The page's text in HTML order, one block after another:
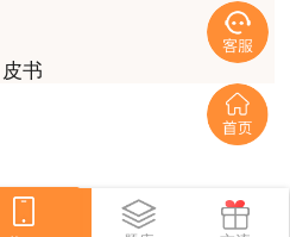
株洲市干部考试培训中心
2023年2月9日
事考试网
书